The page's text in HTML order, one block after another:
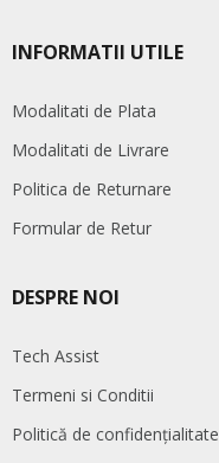
INFORMATII UTILE
Modalitati de Plata
Modalitati de Livrare
Politica de Returnare
Formular de Retur
DESPRE NOI
Tech Assist
Termeni si Conditii
Politică de confidențialitate